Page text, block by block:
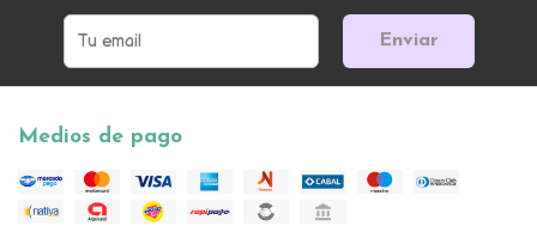
Enviar
Medios de pago